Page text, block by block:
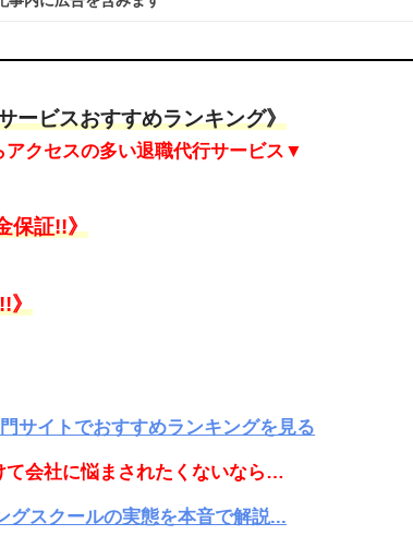
ービスおすすめランキング》
クセスの多い退職代行サービス▼
保証!!》
》
サイトでおすすめランキングを見る
会社に悩まされたくないなら…
グスクールの実態を本音で解説...